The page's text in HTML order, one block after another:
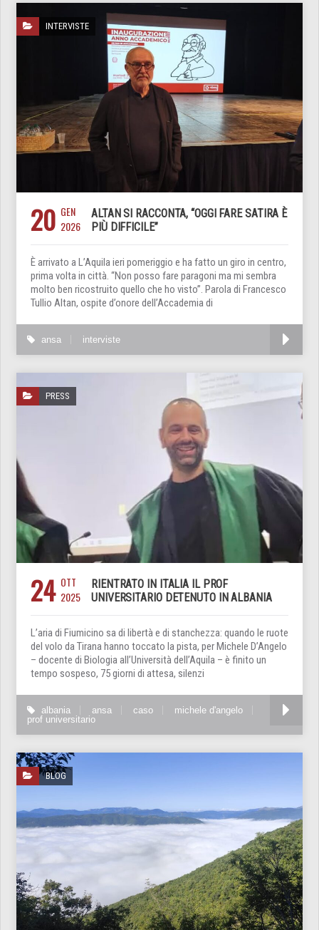
INTERVISTE
20 GEN
2026
ALTAN SI RACCONTA, “OGGI FARE SATIRA È
PIÙ DIFFICILE”
È arrivato a L’Aquila ieri pomeriggio e ha fatto un giro in centro,
prima volta in città. “Non posso fare paragoni ma mi sembra
molto ben ricostruito quello che ho visto”. Parola di Francesco
Tullio Altan, ospite d’onore dell’Accademia di
ansa interviste
PRESS
24 OTT
2025
RIENTRATO IN ITALIA IL PROF
UNIVERSITARIO DETENUTO IN ALBANIA
L’aria di Fiumicino sa di libertà e di stanchezza: quando le ruote
del volo da Tirana hanno toccato la pista, per Michele D’Angelo
– docente di Biologia all’Università dell’Aquila – è finito un
tempo sospeso, 75 giorni di attesa, silenzi
albania ansa caso
michele d'angelo
prof universitario
BLOG